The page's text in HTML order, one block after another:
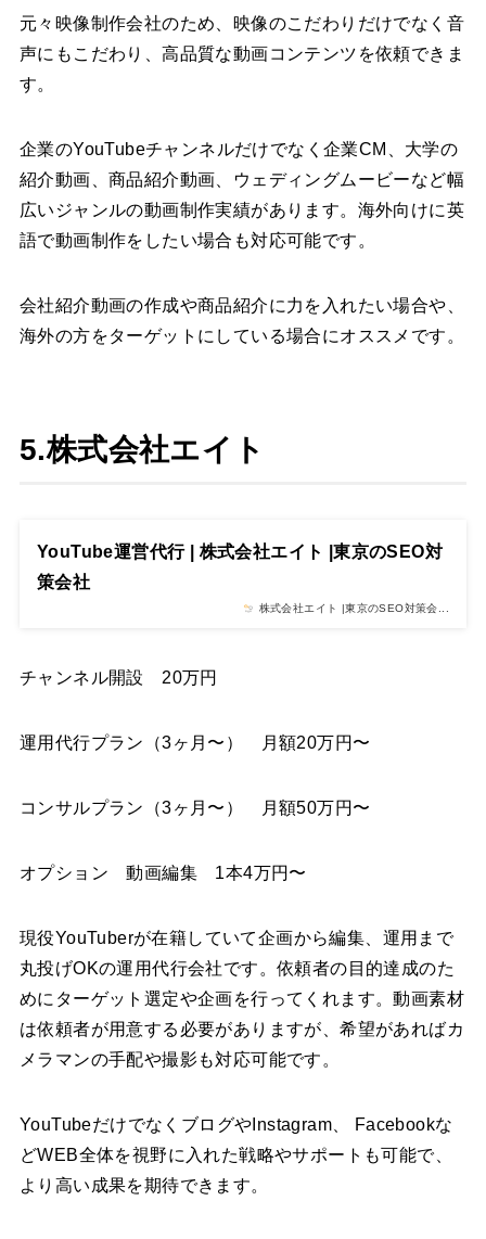
元々映像制作会社のため、映像のこだわりだけでなく音
声にもこだわり、高品質な動画コンテンツを依頼できま
す。
企業のYouTubeチャンネルだけでなく企業CM、大学の
紹介動画、商品紹介動画、ウェディングムービーなど幅
広いジャンルの動画制作実績があります。海外向けに英
語で動画制作をしたい場合も対応可能です。
会社紹介動画の作成や商品紹介に力を入れたい場合や、
海外の方をターゲットにしている場合にオススメです。
5.株式会社エイト
YouTube運営代行 | 株式会社エイト |東京のSEO対
策会社
株式会社エイト |東京のSEO対策会...
チャンネル開設 20万円
運用代行プラン（3ヶ月〜） 月額20万円〜
コンサルプラン（3ヶ月〜） 月額50万円〜
オプション 動画編集 1本4万円〜
現役YouTuberが在籍していて企画から編集、運用まで
丸投げOKの運用代行会社です。依頼者の目的達成のた
めにターゲット選定や企画を行ってくれます。動画素材
は依頼者が用意する必要がありますが、希望があればカ
メラマンの手配や撮影も対応可能です。
YouTubeだけでなくブログやInstagram、 Facebookな
どWEB全体を視野に入れた戦略やサポートも可能で、
より高い成果を期待できます。